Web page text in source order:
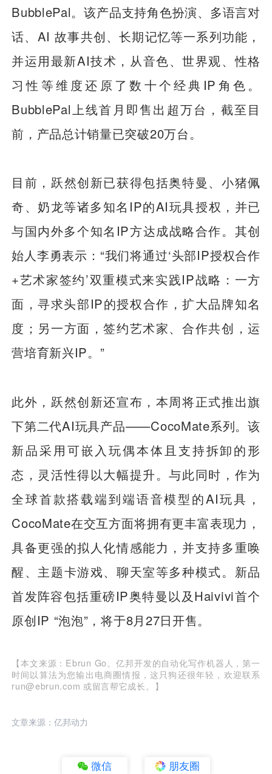
BubblePal。该产品支持角色扮演、多语言对
话、AI 故事共创、长期记忆等一系列功能，
并运用最新AI技术，从音色、世界观、性格
习性等维度还原了数十个经典IP角色。
BubblePal上线首月即售出超万台，截至目
前，产品总计销量已突破20万台。
目前，跃然创新已获得包括奥特曼、小猪佩
奇、奶龙等诸多知名IP的AI玩具授权，并已
与国内外多个知名IP方达成战略合作。其创
始人李勇表示：“我们将通过‘头部IP授权合作
+艺术家签约’双重模式来实践IP战略：一方
面，寻求头部IP的授权合作，扩大品牌知名
度；另一方面，签约艺术家、合作共创，运
营培育新兴IP。”
此外，跃然创新还宣布，本周将正式推出旗
下第二代AI玩具产品——CocoMate系列。该
新品采用可嵌入玩偶本体且支持拆卸的形
态，灵活性得以大幅提升。与此同时，作为
全球首款搭载端到端语音模型的AI玩具，
CocoMate在交互方面将拥有更丰富表现力，
具备更强的拟人化情感能力，并支持多重唤
醒、主题卡游戏、聊天室等多种模式。新品
首发阵容包括重磅IP奥特曼以及Haivivi首个
原创IP “泡泡”，将于8月27日开售。
【本文来源：Ebrun Go。亿邦开发的自动化写作机器人，第一
时间以算法为您输出电商圈情报，这只狗还很年轻，欢迎联系
run@ebrun.com 或留言帮它成长。】
文章来源：亿邦动力
微信 朋友圈